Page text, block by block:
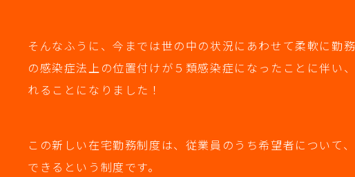
そんなふうに、今までは世の中の状況にあわせて柔軟に勤
の感染症法上の位置付けが５類感染症になったことに伴い
れることになりました！
この新しい在宅勤務制度は、従業員のうち希望者について
できるという制度です。